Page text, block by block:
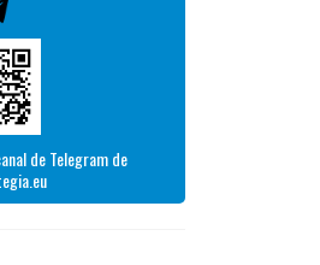
de Telegram de